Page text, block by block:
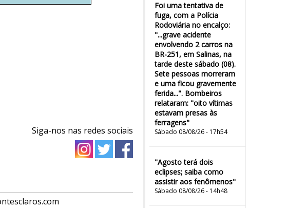
Foi uma tentativa de
fuga, com a Polícia
Rodoviária no encalço:
"...grave acidente
envolvendo 2 carros na
BR-251, em Salinas, na
tarde deste sábado (08).
Sete pessoas morreram
e uma ficou gravemente
ferida...". Bombeiros
relataram: "oito vítimas
estavam presas às
ferragens"
Sábado 08/08/26 - 17h54
"Agosto terá dois
eclipses; saiba como
assistir aos fenômenos"
Sábado 08/08/26 - 14h48
Siga-nos nas redes sociais